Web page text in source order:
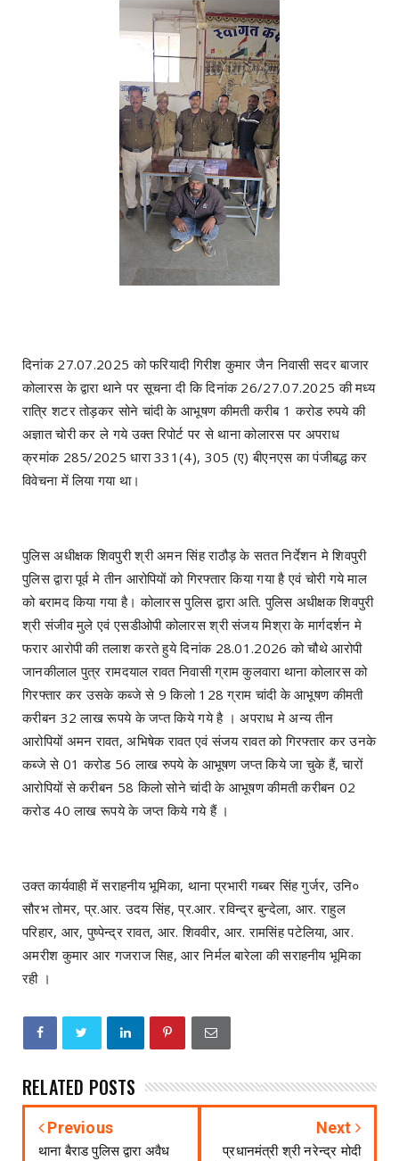
दिनांक 27.07.2025 को फरियादी गिरीश कुमार जैन निवासी सदर बाजार
कोलारस के द्वारा थाने पर सूचना दी कि दिनांक 26/27.07.2025 की मध्य
रात्रि शटर तोड़कर सोने चांदी के आभूषण कीमती करीब 1 करोड रुपये की
अज्ञात चोरी कर ले गये उक्त रिपोर्ट पर से थाना कोलारस पर अपराध
क्रमांक 285/2025 धारा 331(4), 305 (ए) बीएनएस का पंजीबद्ध कर
विवेचना में लिया गया था।
पुलिस अधीक्षक शिवपुरी श्री अमन सिंह राठौड़ के सतत निर्देशन मे शिवपुरी
पुलिस द्वारा पूर्व मे तीन आरोपियों को गिरफ्तार किया गया है एवं चोरी गये माल
को बरामद किया गया है। कोलारस पुलिस द्वारा अति. पुलिस अधीक्षक शिवपुरी
श्री संजीव मुले एवं एसडीओपी कोलारस श्री संजय मिश्रा के मार्गदर्शन मे
फरार आरोपी की तलाश करते हुये दिनांक 28.01.2026 को चौथे आरोपी
जानकीलाल पुत्र रामदयाल रावत निवासी ग्राम कुलवारा थाना कोलारस को
गिरफ्तार कर उसके कब्जे से 9 किलो 128 ग्राम चांदी के आभूषण कीमती
करीबन 32 लाख रूपये के जप्त किये गये है । अपराध मे अन्य तीन
आरोपियों अमन रावत, अभिषेक रावत एवं संजय रावत को गिरफ्तार कर उनके
कब्जे से 01 करोड 56 लाख रुपये के आभूषण जप्त किये जा चुके हैं, चारों
आरोपियों से करीबन 58 किलो सोने चांदी के आभूषण कीमती करीबन 02
करोड 40 लाख रूपये के जप्त किये गये हैं ।
उक्त कार्यवाही में सराहनीय भूमिका, थाना प्रभारी गब्बर सिंह गुर्जर, उनि०
सौरभ तोमर, प्र.आर. उदय सिंह, प्र.आर. रविन्द्र बुन्देला, आर. राहुल
परिहार, आर, पुष्पेन्द्र रावत, आर. शिववीर, आर. रामसिंह पटेलिया, आर.
अमरीश कुमार आर गजराज सिह, आर निर्मल बारेला की सराहनीय भूमिका
रही ।
RELATED POSTS
Previous
थाना बैराड पुलिस द्वारा अवैध
Next
प्रधानमंत्री श्री नरेन्द्र मोदी